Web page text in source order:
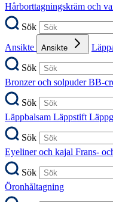
Hårborttagningskräm och
Sök
Ansikte
Ansikte
Sök
Bronzer och solpuderBB-
Sök
Läppbalsam Läppstift
Sök
Eyeliner och kajal Frans-
Sök
Öronhåltagning